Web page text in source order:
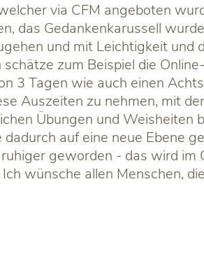
via CFM angeboten
das Gedankenkarussell
und mit Leichtigkeit und
zum Beispiel die
3 Tagen wie auch einen
Auszeiten zu nehmen, mit
Übungen und Weisheiten
auf eine neue Ebene
geworden - das wird
wünsche allen Menschen,